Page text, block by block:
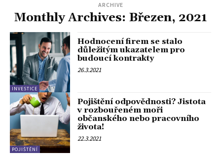
ARCHIVE
Monthly Archives: Březen, 2021
INVESTICE
Hodnocení firem se stalo
důležitým ukazatelem pro
budoucí kontrakty
26.3.2021
POJIŠTĚNÍ
Pojištění odpovědnosti? Jistota
v rozbouřeném moři
občanského nebo pracovního
života!
22.3.2021